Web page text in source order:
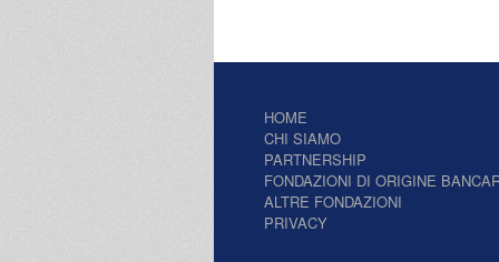
HOME
CHI SIAMO
PARTNERSHIP
FONDAZIONI DI ORIGINE
ALTRE FONDAZIONI
PRIVACY